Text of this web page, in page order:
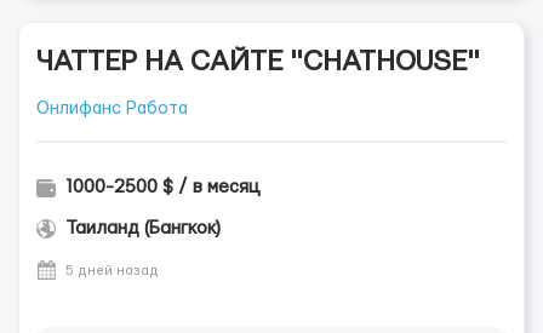
ЧАТТЕР НА САЙТЕ "CHATHOUSE"
Онлифанс Работа
1000-2500 $ / в месяц
Таиланд (Бангкок)
5 дней назад